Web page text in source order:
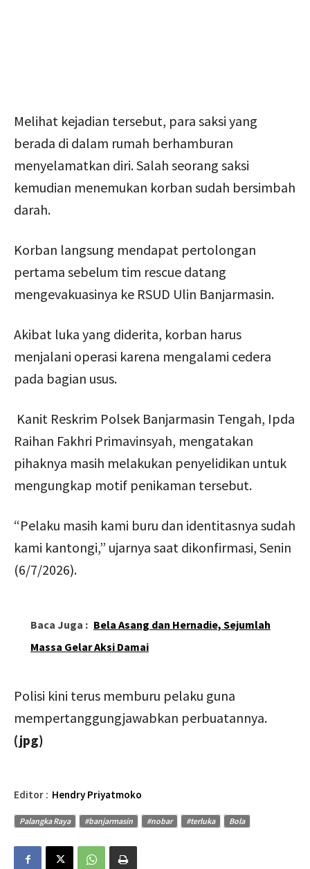
Melihat kejadian tersebut, para saksi yang
berada di dalam rumah berhamburan
menyelamatkan diri. Salah seorang saksi
kemudian menemukan korban sudah bersimbah
darah.
Korban langsung mendapat pertolongan
pertama sebelum tim rescue datang
mengevakuasinya ke RSUD Ulin Banjarmasin.
Akibat luka yang diderita, korban harus
menjalani operasi karena mengalami cedera
pada bagian usus.
Kanit Reskrim Polsek Banjarmasin Tengah, Ipda
Raihan Fakhri Primavinsyah, mengatakan
pihaknya masih melakukan penyelidikan untuk
mengungkap motif penikaman tersebut.
“Pelaku masih kami buru dan identitasnya sudah
kami kantongi,” ujarnya saat dikonfirmasi, Senin
(6/7/2026).
Baca Juga : Bela Asang dan Hernadie, Sejumlah
Massa Gelar Aksi Damai
Polisi kini terus memburu pelaku guna
mempertanggungjawabkan perbuatannya.
(jpg)
Editor : Hendry Priyatmoko
Palangka Raya #banjarmasin #nobar #terluka Bola